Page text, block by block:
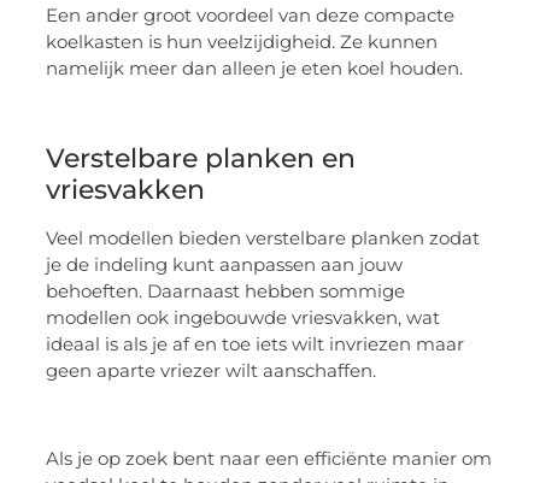
Een ander groot voordeel van deze compacte
koelkasten is hun veelzijdigheid. Ze kunnen
namelijk meer dan alleen je eten koel houden.
Verstelbare planken en
vriesvakken
Veel modellen bieden verstelbare planken zodat
je de indeling kunt aanpassen aan jouw
behoeften. Daarnaast hebben sommige
modellen ook ingebouwde vriesvakken, wat
ideaal is als je af en toe iets wilt invriezen maar
geen aparte vriezer wilt aanschaffen.
Als je op zoek bent naar een efficiënte manier om